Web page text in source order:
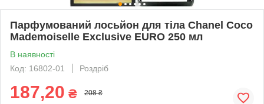
Парфумований лосьйон для тіла Chanel Coco
Mademoiselle Exclusive EURO 250 мл
В наявності
Код: 16802-01
Роздріб
187,20 ₴ 208 ₴